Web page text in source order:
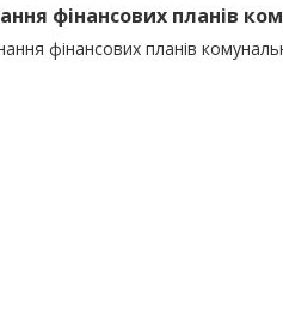
фінансових планів
фінансових планів